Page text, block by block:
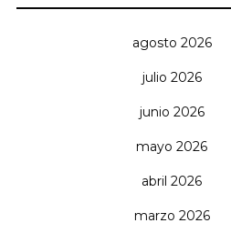
agosto 2026
julio 2026
junio 2026
mayo 2026
abril 2026
marzo 2026